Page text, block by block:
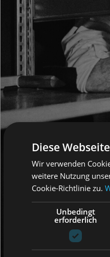
Diese
Wir verwenden
weitere Nutzung
Cookie-Richtlinie zu.
Unbedingt
erforderlich